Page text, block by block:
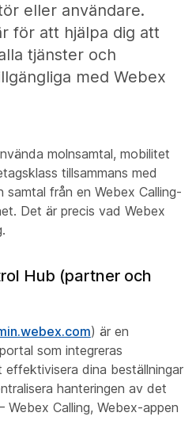
eller användare.
för att hjälpa dig att
tjänster och
med Webex
molnsamtal, mobilitet
tillsammans med
från en Webex Calling-
Det är precis vad Webex
Hub (partner och
) är en
som integreras
dina beställningar
hanteringen av det
Calling, Webex-appen